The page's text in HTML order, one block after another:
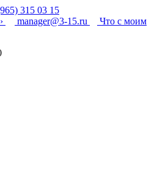
315 03 15
manager@3-15.ru
Что с моим